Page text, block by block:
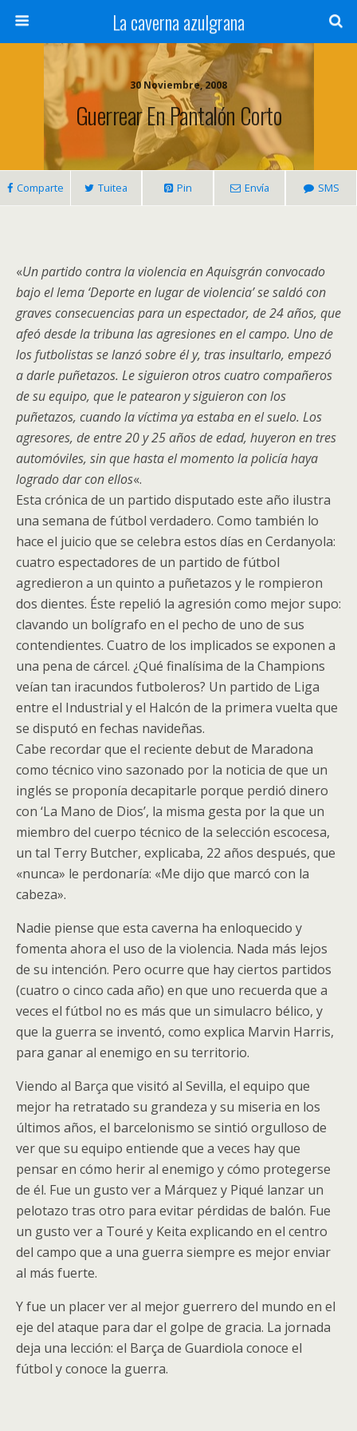
La caverna azulgrana
30 Noviembre, 2008
Guerrear En Pantalón Corto
Comparte Tuitea Pin Envía SMS
«Un partido contra la violencia en Aquisgrán convocado
bajo el lema ‘Deporte en lugar de violencia’ se saldó con
graves consecuencias para un espectador, de 24 años, que
afeó desde la tribuna las agresiones en el campo. Uno de
los futbolistas se lanzó sobre él y, tras insultarlo, empezó
a darle puñetazos. Le siguieron otros cuatro compañeros
de su equipo, que le patearon y siguieron con los
puñetazos, cuando la víctima ya estaba en el suelo. Los
agresores, de entre 20 y 25 años de edad, huyeron en tres
automóviles, sin que hasta el momento la policía haya
logrado dar con ellos«.
Esta crónica de un partido disputado este año ilustra
una semana de fútbol verdadero. Como también lo
hace el juicio que se celebra estos días en Cerdanyola:
cuatro espectadores de un partido de fútbol
agredieron a un quinto a puñetazos y le rompieron
dos dientes. Éste repelió la agresión como mejor supo:
clavando un bolígrafo en el pecho de uno de sus
contendientes. Cuatro de los implicados se exponen a
una pena de cárcel. ¿Qué finalísima de la Champions
veían tan iracundos futboleros? Un partido de Liga
entre el Industrial y el Halcón de la primera vuelta que
se disputó en fechas navideñas.
Cabe recordar que el reciente debut de Maradona
como técnico vino sazonado por la noticia de que un
inglés se proponía decapitarle porque perdió dinero
con ‘La Mano de Dios’, la misma gesta por la que un
miembro del cuerpo técnico de la selección escocesa,
un tal Terry Butcher, explicaba, 22 años después, que
«nunca» le perdonaría: «Me dijo que marcó con la
cabeza».
Nadie piense que esta caverna ha enloquecido y
fomenta ahora el uso de la violencia. Nada más lejos
de su intención. Pero ocurre que hay ciertos partidos
(cuatro o cinco cada año) en que uno recuerda que a
veces el fútbol no es más que un simulacro bélico, y
que la guerra se inventó, como explica Marvin Harris,
para ganar al enemigo en su territorio.
Viendo al Barça que visitó al Sevilla, el equipo que
mejor ha retratado su grandeza y su miseria en los
últimos años, el barcelonismo se sintió orgulloso de
ver que su equipo entiende que a veces hay que
pensar en cómo herir al enemigo y cómo protegerse
de él. Fue un gusto ver a Márquez y Piqué lanzar un
pelotazo tras otro para evitar pérdidas de balón. Fue
un gusto ver a Touré y Keita explicando en el centro
del campo que a una guerra siempre es mejor enviar
al más fuerte.
Y fue un placer ver al mejor guerrero del mundo en el
eje del ataque para dar el golpe de gracia. La jornada
deja una lección: el Barça de Guardiola conoce el
fútbol y conoce la guerra.